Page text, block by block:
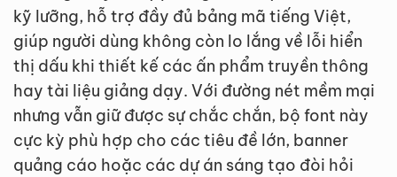
kỹ lưỡng, hỗ trợ đầy đủ bảng mã tiếng Việt,
giúp người dùng không còn lo lắng về lỗi hiển
thị dấu khi thiết kế các ấn phẩm truyền thông
hay tài liệu giảng dạy. Với đường nét mềm mại
nhưng vẫn giữ được sự chắc chắn, bộ font này
cực kỳ phù hợp cho các tiêu đề lớn, banner
quảng cáo hoặc các dự án sáng tạo đòi hỏi